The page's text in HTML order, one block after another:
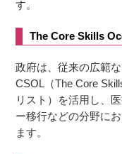
す。
The Core Skills
政府は、従来の広範
CSOL（The Core
リスト）を活用し、
ー移行などの分野に
ます。